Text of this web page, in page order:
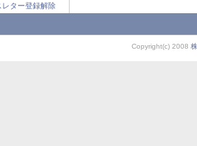
レター登録解除
Copyright(c) 2008